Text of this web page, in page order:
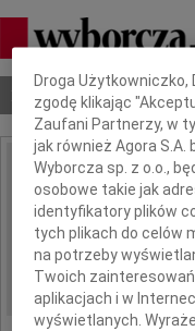
Nekrologi Odeszli
IMIĘ I NAZWISKO:
REGION: cała
DATA EMISJI:
Dbamy o Twoją
Droga Użytkowniczko,
zgodę klikając
Zaufani Partnerzy, w
jak również Agora S.A.
Wyborcza sp. z o.o.,
osobowe takie jak
identyfikatory plików
tych plikach do celów
na potrzeby
Twoich
aplikacjach i w
wyświetlanych.